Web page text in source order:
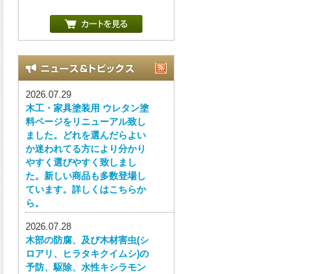
2026.07.29
木工・家具塗装用 ウレタン塗
料ページをリニューアル致し
ました。どれを選んだらよい
か迷われてる方により分かり
やすく選びやすく致しまし
た。新しい商品も多数登場し
ています。詳しくはこちらか
ら。
2026.07.28
木部の防腐、及び木材害虫(シ
ロアリ、ヒラタキクイムシ)の
予防、駆除、水性キシラモン